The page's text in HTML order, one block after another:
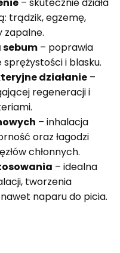
– skutecznie działa
trądzik, egzemę,
zapalne.
sebum – poprawia
i blasku.
działanie –
regeneracji i
– inhalacja
oraz łagodzi
chłonnych.
– idealna
tworzenia
naparu do picia.